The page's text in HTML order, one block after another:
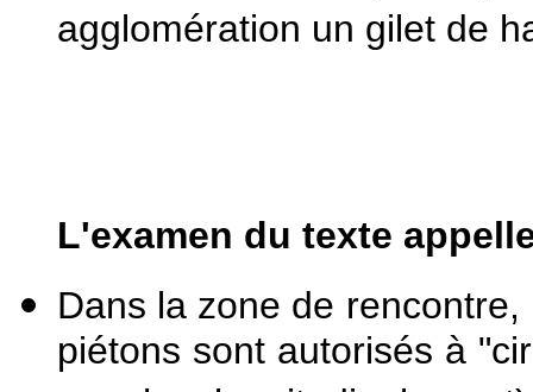
agglomération un gilet de
L'examen du texte
Dans la zone de
piétons sont autorisés à